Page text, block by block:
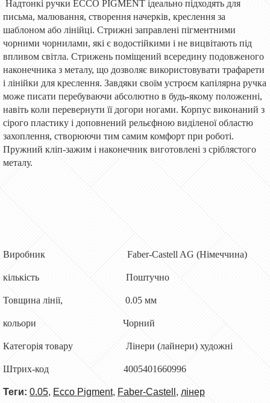
Надтонкі ручки ECCO PIGMENT ідеально підходять для
письма, малювання, створення начерків, креслення за
шаблоном або лінійці. Стрижні заправлені пігментними
чорними чорнилами, які є водостійкими і не вицвітають під
впливом світла. Стрижень поміщений всередину подовженого
наконечника з металу, що дозволяє використовувати трафарети
і лінійки для креслення. Завдяки своїм устроєм капілярна ручка
може писати перебуваючи абсолютно в будь-якому положенні,
навіть коли перевернути її догори ногами. Корпус виконаний з
сірого пластику і доповнений рельєфною виділеної областю
захоплення, створюючи тим самим комфорт при роботі.
Пружний кліп-зажим і наконечник виготовлені з сріблястого
металу.
Виробник Faber-Castell AG (Німеччина)
кількість Поштучно
Товщина лінії, 0.05 мм
кольори Чорний
Категорія товару Лінери (лайнери) художні
Штрих-код 4005401660996
Теги: 0.05, Ecco Pigment, Faber-Castell , лінер